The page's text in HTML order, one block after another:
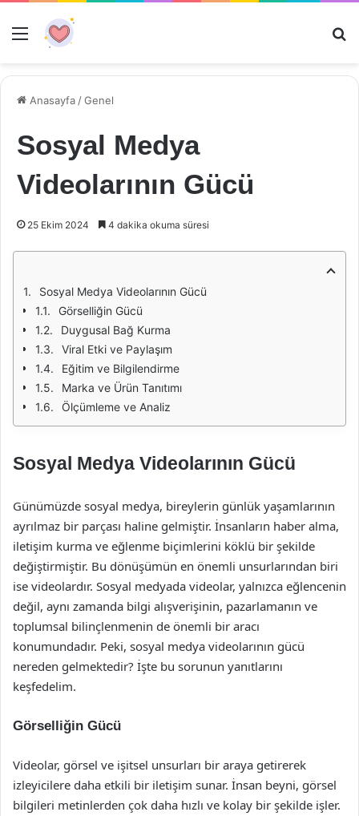
Menü
Anasayfa /Genel
Sosyal Medya
Videolarının Gücü
25 Ekim 2024 4 dakika okuma süresi
Sosyal Medya Videolarının Gücü
Görselliğin Gücü
Duygusal Bağ Kurma
Viral Etki ve Paylaşım
Eğitim ve Bilgilendirme
Marka ve Ürün Tanıtımı
Ölçümleme ve Analiz
Sosyal Medya Videolarının Gücü
Günümüzde sosyal medya, bireylerin günlük yaşamlarının
ayrılmaz bir parçası haline gelmiştir. İnsanların haber alma,
iletişim kurma ve eğlenme biçimlerini köklü bir şekilde
değiştirmiştir. Bu dönüşümün en önemli unsurlarından biri
ise videolardır. Sosyal medyada videolar, yalnızca eğlencenin
değil, aynı zamanda bilgi alışverişinin, pazarlamanın ve
toplumsal bilinçlenmenin de önemli bir aracı
konumundadır. Peki, sosyal medya videolarının gücü
nereden gelmektedir? İşte bu sorunun yanıtlarını
keşfedelim.
Görselliğin Gücü
Videolar, görsel ve işitsel unsurları bir araya getirerek
izleyicilere daha etkili bir iletişim sunar. İnsan beyni, görsel
bilgileri metinlerden çok daha hızlı ve kolay bir şekilde işler.